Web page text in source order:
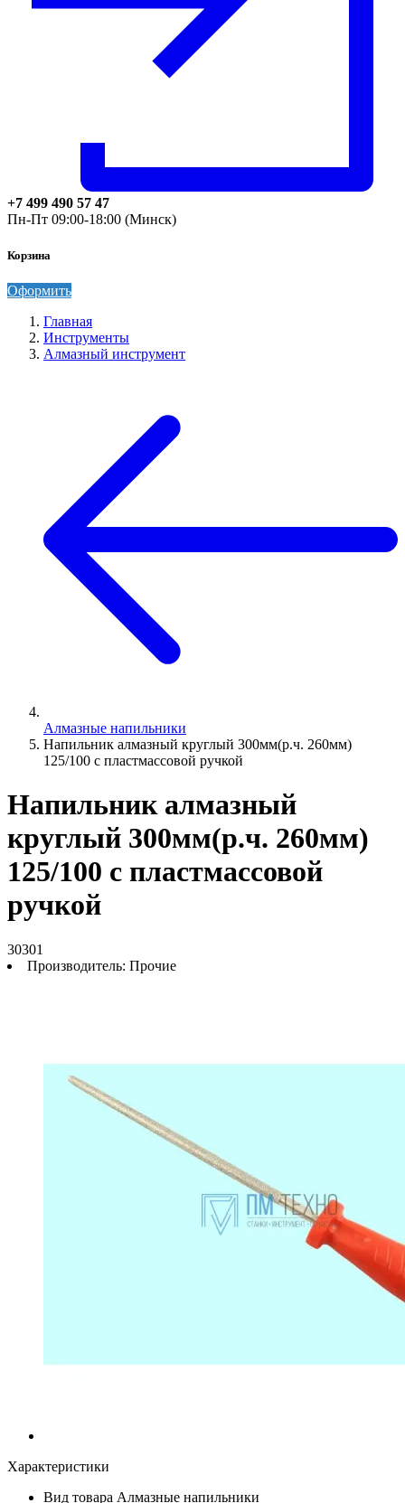
+7 499 490 57 47
Пн-Пт 09:00-18:00 (Минск)
Корзина
Оформить
Главная
Инструменты
Алмазный инструмент
Алмазные напильники
Напильник алмазный круглый 300мм(р.ч. 260мм)
125/100 с пластмассовой ручкой
Напильник алмазный
круглый 300мм(р.ч. 260мм)
125/100 с пластмассовой
ручкой
30301
Производитель: Прочие
Характеристики
Вид товара Алмазные напильники